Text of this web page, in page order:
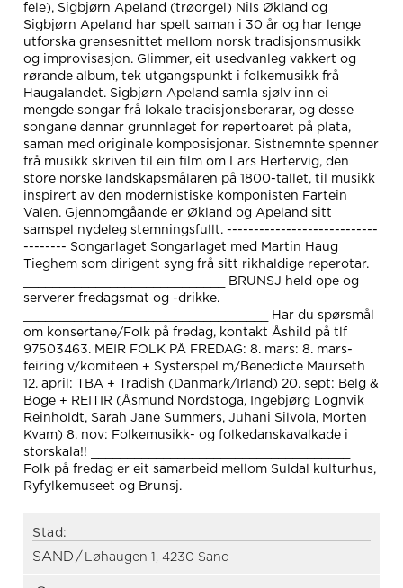
fele), Sigbjørn Apeland (trøorgel) Nils Økland og
Sigbjørn Apeland har spelt saman i 30 år og har lenge
utforska grensesnittet mellom norsk tradisjonsmusikk
og improvisasjon. Glimmer, eit usedvanleg vakkert og
rørande album, tek utgangspunkt i folkemusikk frå
Haugalandet. Sigbjørn Apeland samla sjølv inn ei
mengde songar frå lokale tradisjonsberarar, og desse
songane dannar grunnlaget for repertoaret på plata,
saman med originale komposisjonar. Sistnemnte spenner
frå musikk skriven til ein film om Lars Hertervig, den
store norske landskapsmålaren på 1800-tallet, til musikk
inspirert av den modernistiske komponisten Fartein
Valen. Gjennomgåande er Økland og Apeland sitt
samspel nydeleg stemningsfullt. ----------------------------
-------- Songarlaget Songarlaget med Martin Haug
Tieghem som dirigent syng frå sitt rikhaldige reperotar.
____________________________ BRUNSJ held ope og
serverer fredagsmat og -drikke.
__________________________________ Har du spørsmål
om konsertane/Folk på fredag, kontakt Åshild på tlf
97503463. MEIR FOLK PÅ FREDAG: 8. mars: 8. mars-
feiring v/komiteen + Systerspel m/Benedicte Maurseth
12. april: TBA + Tradish (Danmark/Irland) 20. sept: Belg &
Boge + REITIR (Åsmund Nordstoga, Ingebjørg Lognvik
Reinholdt, Sarah Jane Summers, Juhani Silvola, Morten
Kvam) 8. nov: Folkemusikk- og folkedanskavalkade i
storskala!! ____________________________________
Folk på fredag er eit samarbeid mellom Suldal kulturhus,
Ryfylkemuseet og Brunsj.
Stad:
SAND / Løhaugen 1, 4230 Sand